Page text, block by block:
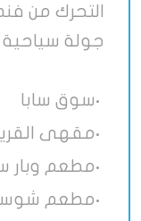
التحرك من
جولة سياحية
•سوق سابا
•مقهى
•مطعم وبار
•مطعم شوسو